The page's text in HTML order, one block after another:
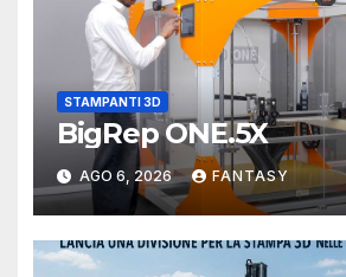
STAMPANTI 3D
BigRep ONE.5X
AGO 6, 2026 FANTASY